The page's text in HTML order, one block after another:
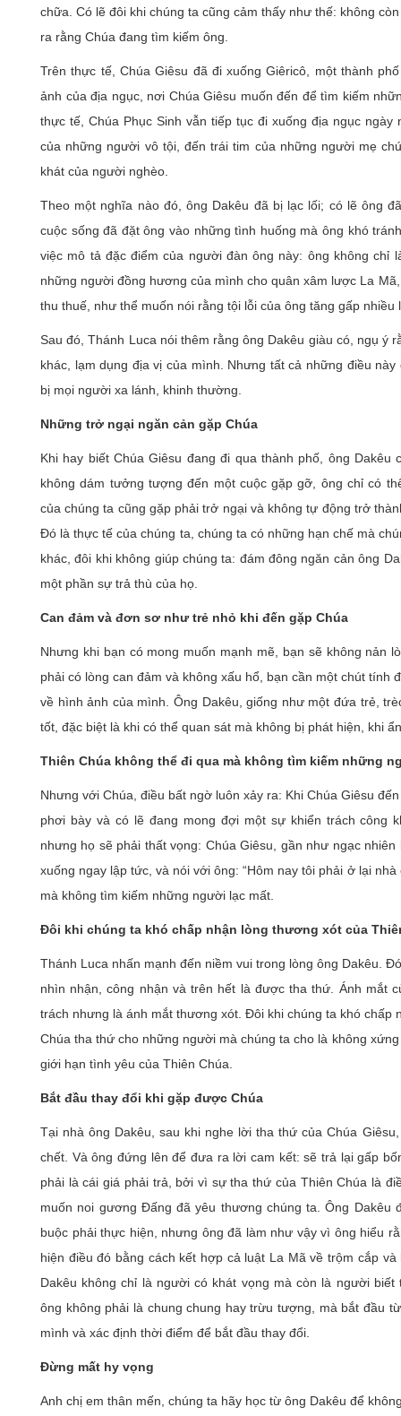
chữa. Có lẽ đôi khi chúng ta cũng cảm thấy như thế: không
ra rằng Chúa đang tìm kiếm ông.
Trên thực tế, Chúa Giêsu đã đi xuống Giêricô, một thành
ảnh của địa ngục, nơi Chúa Giêsu muốn đến để tìm kiếm
thực tế, Chúa Phục Sinh vẫn tiếp tục đi xuống địa ngục
của những người vô tội, đến trái tim của những người mẹ
khát của người nghèo.
Theo một nghĩa nào đó, ông Dakêu đã bị lạc lối; có lẽ ông
cuộc sống đã đặt ông vào những tình huống mà ông khó
việc mô tả đặc điểm của người đàn ông này: ông không
những người đồng hương của mình cho quân xâm lược La
thu thuế, như thể muốn nói rằng tội lỗi của ông tăng gấp nhiều
Sau đó, Thánh Luca nói thêm rằng ông Dakêu giàu có, ngụ ý
khác, lạm dụng địa vị của mình. Nhưng tất cả những điều
bị mọi người xa lánh, khinh thường.
Những trở ngại ngăn cản gặp Chúa
Khi hay biết Chúa Giêsu đang đi qua thành phố, ông
không dám tưởng tượng đến một cuộc gặp gỡ, ông chỉ có
của chúng ta cũng gặp phải trở ngại và không tự động trở
Đó là thực tế của chúng ta, chúng ta có những hạn chế mà
khác, đôi khi không giúp chúng ta: đám đông ngăn cản ông
một phần sự trả thù của họ.
Can đảm và đơn sơ như trẻ nhỏ khi đến gặp Chúa
Nhưng khi bạn có mong muốn mạnh mẽ, bạn sẽ không nản
phải có lòng can đảm và không xấu hổ, bạn cần một chút tính
về hình ảnh của mình. Ông Dakêu, giống như một đứa trẻ,
tốt, đặc biệt là khi có thể quan sát mà không bị phát hiện, khi
Thiên Chúa không thể đi qua mà không tìm kiếm những
Nhưng với Chúa, điều bất ngờ luôn xảy ra: Khi Chúa Giêsu
phơi bày và có lẽ đang mong đợi một sự khiển trách công
nhưng họ sẽ phải thất vọng: Chúa Giêsu, gần như ngạc
xuống ngay lập tức, và nói với ông: “Hôm nay tôi phải ở lại
mà không tìm kiếm những người lạc mất.
Đôi khi chúng ta khó chấp nhận lòng thương xót của
Thánh Luca nhấn mạnh đến niềm vui trong lòng ông Dakêu.
nhìn nhận, công nhận và trên hết là được tha thứ. Ánh mắt
trách nhưng là ánh mắt thương xót. Đôi khi chúng ta khó chấp
Chúa tha thứ cho những người mà chúng ta cho là không
giới hạn tình yêu của Thiên Chúa.
Bắt đầu thay đổi khi gặp được Chúa
Tại nhà ông Dakêu, sau khi nghe lời tha thứ của Chúa
chết. Và ông đứng lên để đưa ra lời cam kết: sẽ trả lại gấp
phải là cái giá phải trả, bởi vì sự tha thứ của Thiên Chúa là
muốn noi gương Đấng đã yêu thương chúng ta. Ông Dakêu
buộc phải thực hiện, nhưng ông đã làm như vậy vì ông hiểu
hiện điều đó bằng cách kết hợp cả luật La Mã về trộm cắp
Dakêu không chỉ là người có khát vọng mà còn là người
ông không phải là chung chung hay trừu tượng, mà bắt đầu
mình và xác định thời điểm để bắt đầu thay đổi.
Đừng mất hy vọng
Anh chị em thân mến, chúng ta hãy học từ ông Dakêu để